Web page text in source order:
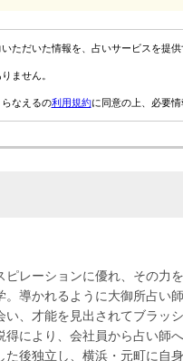
ただいた情報を、占いサービスを提
ません。
なえるの利用規約に同意の上、必要情
ピレーションに優れ、その力
。導かれるように大御所占い
い、才能を見出されてブラッ
得により、会社員から占い師
た後独立し、横浜・元町に自